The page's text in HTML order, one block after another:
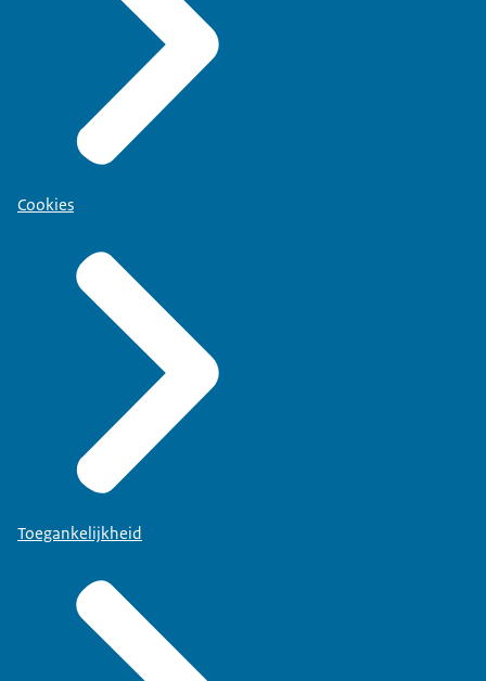
Cookies
Toegankelijkheid